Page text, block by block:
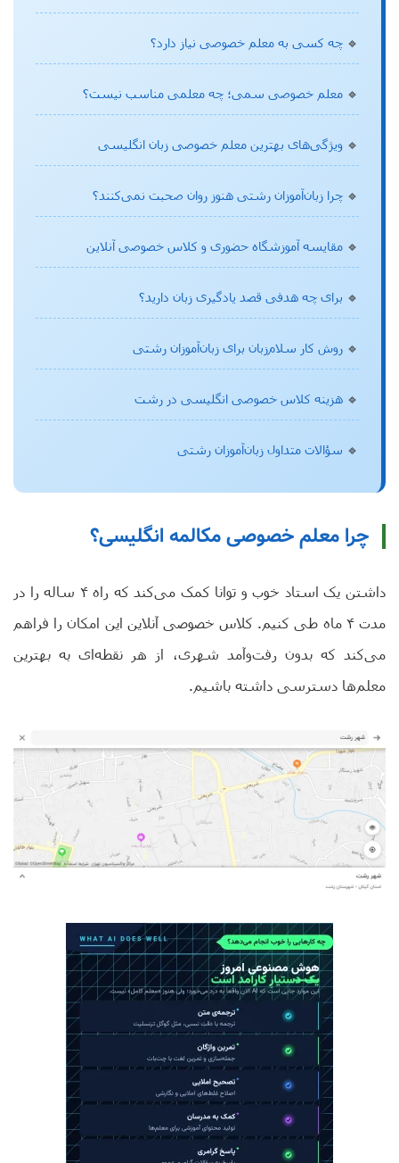
🔹 چه کسی به معلم خصوصی نیاز دارد؟
🔹 معلم خصوصی سمی؛ چه معلمی مناسب نیست؟
🔹 ویژگی‌های بهترین معلم خصوصی زبان انگلیسی
🔹 چرا زبان‌آموزان رشتی هنوز روان صحبت نمی‌کنند؟
🔹 مقایسه آموزشگاه حضوری و کلاس خصوصی آنلاین
🔹 برای چه هدفی قصد یادگیری زبان دارید؟
🔹 روش کار سلام‌زبان برای زبان‌آموزان رشتی
🔹 هزینه کلاس خصوصی انگلیسی در رشت
🔹 سؤالات متداول زبان‌آموزان رشتی
چرا معلم خصوصی مکالمه انگلیسی؟
داشتن یک استاد خوب و توانا کمک می‌کند که راه ۴ ساله را در
مدت ۴ ماه طی کنیم. کلاس خصوصی آنلاین این امکان را فراهم
می‌کند که بدون رفت‌وآمد شهری، از هر نقطه‌ای به بهترین
معلم‌ها دسترسی داشته باشیم.